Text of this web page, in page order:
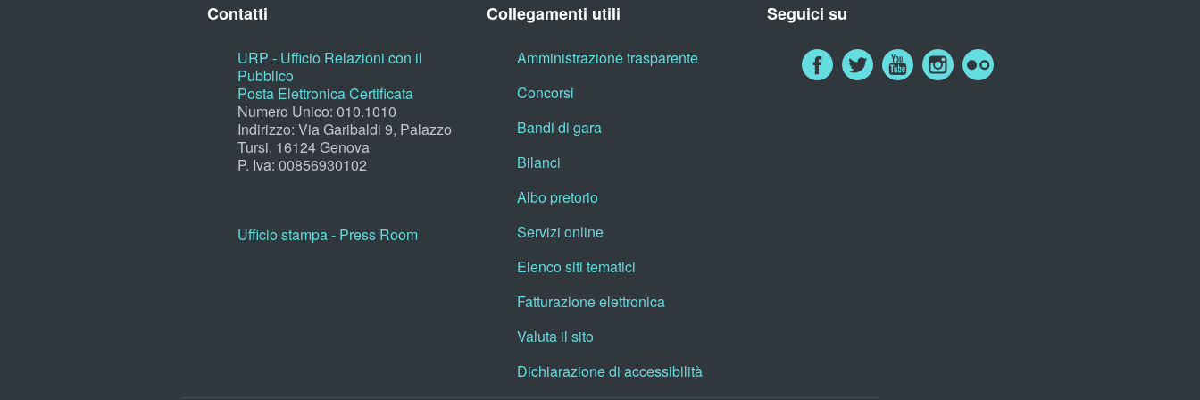
Contatti
URP - Ufficio Relazioni con il
Pubblico
Posta Elettronica Certificata
Numero Unico: 010.1010
Indirizzo: Via Garibaldi 9, Palazzo
Tursi, 16124 Genova
P. Iva: 00856930102
Ufficio stampa - Press Room
Collegamenti utili
Amministrazione trasparente
Concorsi
Bandi di gara
Bilanci
Albo pretorio
Servizi online
Elenco siti tematici
Fatturazione elettronica
Valuta il sito
Dichiarazione di accessibilità
Seguici su